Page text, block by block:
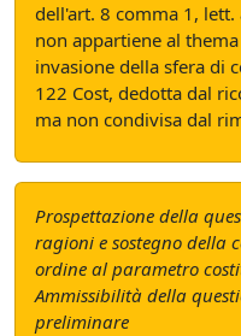
dell'art. 8 comma 1,
non appartiene al
invasione della sfera di
122 Cost, dedotta dal
ma non condivisa dal
Prospettazione della
ragioni e sostegno della
ordine al parametro
Ammissibilità della
preliminare